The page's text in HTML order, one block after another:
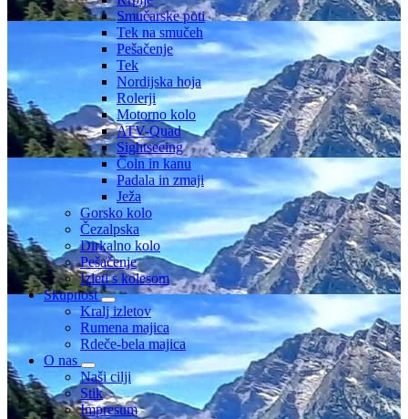
Smučarske poti
Tek na smučeh
Pešačenje
Tek
Nordijska hoja
Rolerji
Motorno kolo
ATV-Quad
Sightseeing
Čoln in kanu
Padala in zmaji
Ježa
Gorsko kolo
Čezalpska
Dirkalno kolo
Pešačenje
Izleti s kolesom
Skupnost
Kralj izletov
Rumena majica
Rdeče-bela majica
O nas
Naši cilji
Stik
Impresum